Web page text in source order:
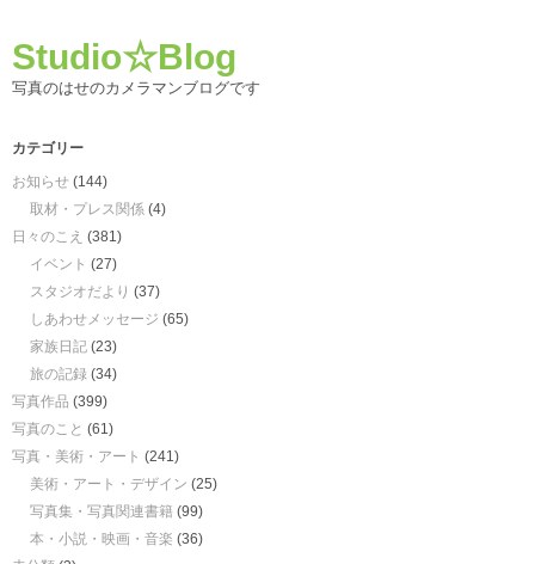
Studio☆Blog
写真のはせのカメラマンブログです
カテゴリー
お知らせ (144)
取材・プレス関係 (4)
日々のこえ (381)
イベント (27)
スタジオだより (37)
しあわせメッセージ (65)
家族日記 (23)
旅の記録 (34)
写真作品 (399)
写真のこと (61)
写真・美術・アート (241)
美術・アート・デザイン (25)
写真集・写真関連書籍 (99)
本・小説・映画・音楽 (36)